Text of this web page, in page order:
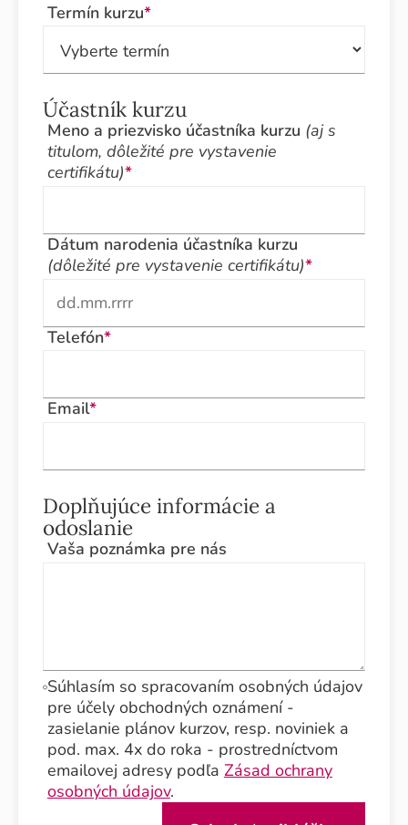
Termín kurzu*
Účastník kurzu
Meno a priezvisko účastníka kurzu (aj s
titulom, dôležité pre vystavenie
certifikátu)*
Dátum narodenia účastníka kurzu
(dôležité pre vystavenie certifikátu)*
Telefón*
Email*
Doplňujúce informácie a
odoslanie
Vaša poznámka pre nás
Súhlasím so spracovaním osobných údajov
pre účely obchodných oznámení -
zasielanie plánov kurzov, resp. noviniek a
pod. max. 4x do roka - prostredníctvom
emailovej adresy podľa Zásad ochrany
osobných údajov.